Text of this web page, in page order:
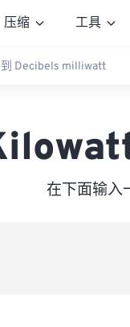
压缩 工具
Decibels milliwatt
在下面输入